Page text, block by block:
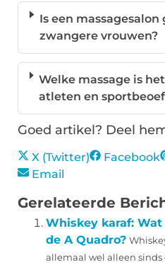
Is een
zwangere vrouwen?
Welke massage is
atleten en
Goed artikel? Deel
X (Twitter) Facebook
Email
Gerelateerde
Whiskey karaf:
de A Quadro?
allemaal wel alleen sinds